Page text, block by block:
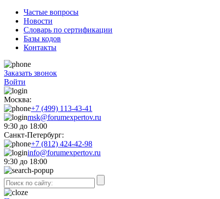
Частые вопросы
Новости
Словарь по сертификации
Базы кодов
Контакты
Заказать звонок
Войти
Москва:
+7 (499) 113-43-41
msk@forumexpertov.ru
9:30 до 18:00
Санкт-Петербург:
+7 (812) 424-42-98
info@forumexpertov.ru
9:30 до 18:00